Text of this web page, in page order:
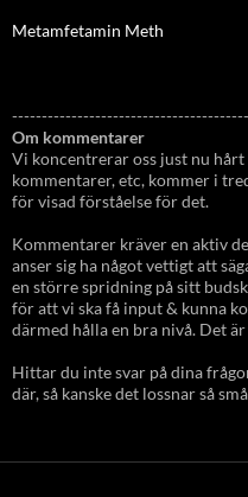
Metamfetamin Meth
Om kommentarer
Vi koncentrerar oss just nu
kommentarer, etc, kommer i
för visad förståelse för det.
Kommentarer kräver en aktiv
anser sig ha något vettigt att
en större spridning på sitt
för att vi ska få input & kunna
därmed hålla en bra nivå. Det
Hittar du inte svar på dina
där, så kanske det lossnar så